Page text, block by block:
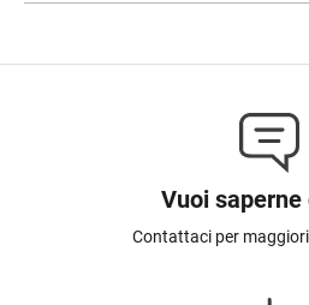
Vuoi saperne
Contattaci per